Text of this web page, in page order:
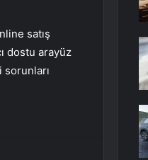
satış
dostu arayüz
sorunları